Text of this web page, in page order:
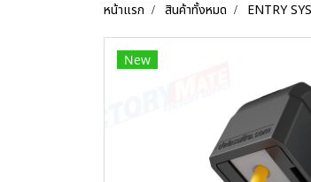
หน้าแรก สินค้าทั้งหมด ENTRY
New